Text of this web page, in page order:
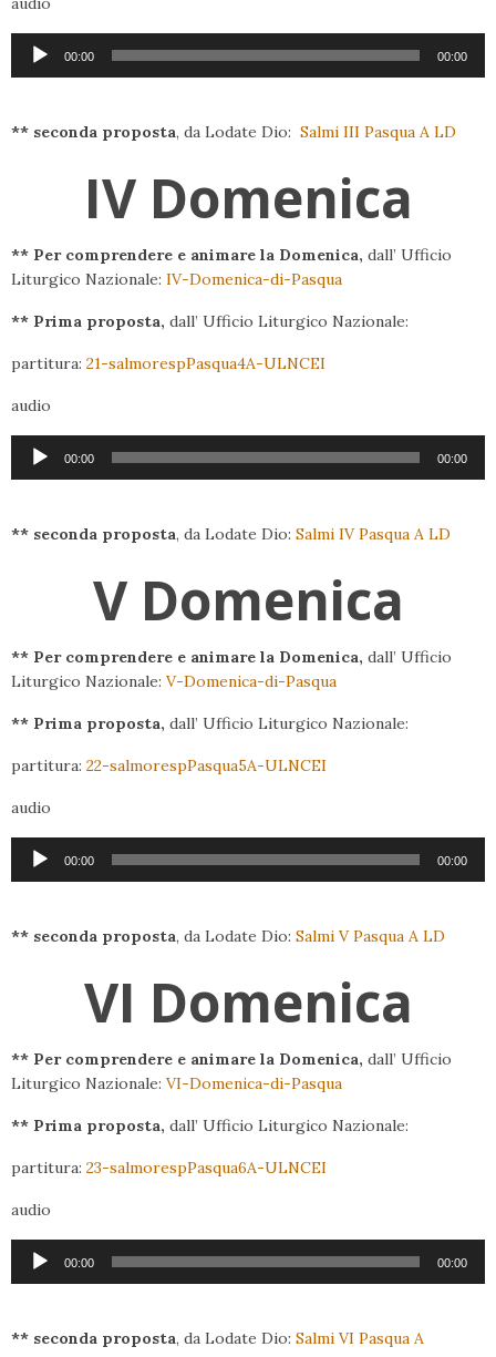
Audio
Player
00:00 00:00
** seconda proposta, da Lodate Dio: Salmi III Pasqua A LD
IV Domenica
** Per comprendere e animare la Domenica, dall’ Ufficio
Liturgico Nazionale: IV-Domenica-di-Pasqua
** Prima proposta, dall’ Ufficio Liturgico Nazionale:
partitura: 21-salmorespPasqua4A-ULNCEI
audio
Audio
Player
00:00 00:00
** seconda proposta, da Lodate Dio: Salmi IV Pasqua A LD
V Domenica
** Per comprendere e animare la Domenica, dall’ Ufficio
Liturgico Nazionale: V-Domenica-di-Pasqua
** Prima proposta, dall’ Ufficio Liturgico Nazionale:
partitura: 22-salmorespPasqua5A-ULNCEI
audio
Audio
Player
00:00 00:00
** seconda proposta, da Lodate Dio: Salmi V Pasqua A LD
VI Domenica
** Per comprendere e animare la Domenica, dall’ Ufficio
Liturgico Nazionale: VI-Domenica-di-Pasqua
** Prima proposta, dall’ Ufficio Liturgico Nazionale:
partitura: 23-salmorespPasqua6A-ULNCEI
audio
Audio
Player
00:00 00:00
** seconda proposta, da Lodate Dio: Salmi VI Pasqua A